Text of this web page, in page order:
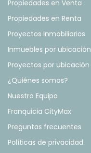
Propiedades en Venta
Propiedades en Renta
Proyectos Inmobiliarios
Inmuebles por ubicación
Proyectos por ubicación
¿Quiénes somos?
Nuestro Equipo
Franquicia CityMax
Preguntas frecuentes
Políticas de privacidad